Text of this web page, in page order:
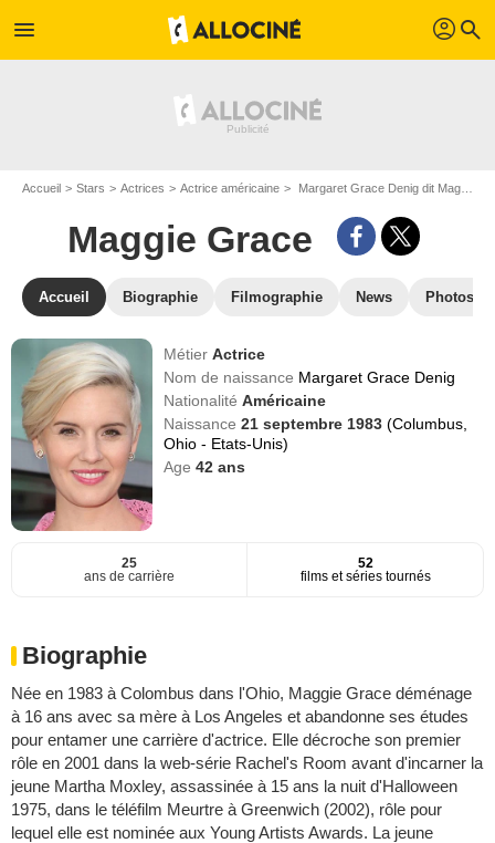
menu profil search
Accueil Stars Actrices Actrice américaine Margaret Grace Denig dit Maggie Grace
Maggie Grace
Accueil Biographie Filmographie News Photos
MétierActrice
Nom de naissance Margaret Grace Denig
NationalitéAméricaine
Naissance21 septembre 1983(Columbus,
Ohio - Etats-Unis)
Age42 ans
25
ans de carrière
52
films et séries tournés
Biographie
Née en 1983 à Colombus dans l'Ohio, Maggie Grace déménage
à 16 ans avec sa mère à Los Angeles et abandonne ses études
pour entamer une carrière d'actrice. Elle décroche son premier
rôle en 2001 dans la web-série Rachel's Room avant d'incarner la
jeune Martha Moxley, assassinée à 15 ans la nuit d'Halloween
1975, dans le téléfilm Meurtre à Greenwich (2002), rôle pour
lequel elle est nominée aux Young Artists Awards. La jeune